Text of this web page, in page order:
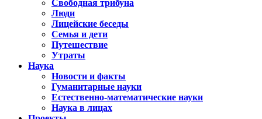
Свободная трибуна
Люди
Лицейские беседы
Семья и дети
Путешествие
Утраты
Наука
Новости и факты
Гуманитарные науки
Естественно-математические науки
Наука в лицах